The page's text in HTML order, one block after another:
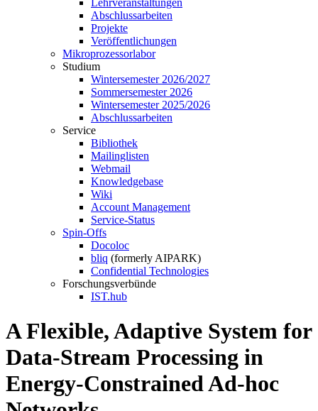
Abschlussarbeiten
Projekte
Veröffentlichungen
Mikroprozessorlabor
Studium
Wintersemester 2026/2027
Sommersemester 2026
Wintersemester 2025/2026
Abschlussarbeiten
Service
Bibliothek
Mailinglisten
Webmail
Knowledgebase
Wiki
Account Management
Service-Status
Spin-Offs
Docoloc
bliq (formerly AIPARK)
Confidential Technologies
Forschungsverbünde
IST.hub
A Flexible, Adaptive System for
Data-Stream Processing in
Energy-Constrained Ad-hoc